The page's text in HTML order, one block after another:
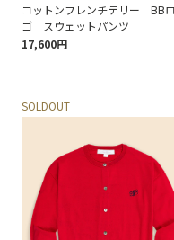
コットンフレンチテリー BBロ
ゴ スウェットパンツ
17,600円
SOLDOUT